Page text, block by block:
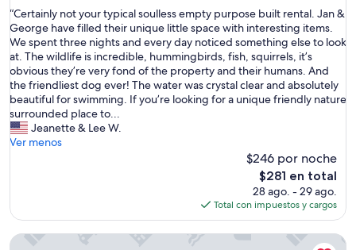
t
a
y
c
l
o
s
e
t
o
t
.
h
10,
Magnífico,
(2
opiniones)
“
C
e
r
t
a
i
n
l
y
o
r
“Certainly not your typical soulless empty purpose built rental. Jan &
George have filled their unique little space with interesting items.
We spent three nights and every day noticed something else to look
at. The wildlife is incredible, hummingbirds, fish, squirrels, it’s
obvious they’re very fond of the property and their humans. And
the friendliest dog ever! The water was crystal clear and absolutely
beautiful for swimming. If you’re looking for a unique friendly nature
surrounded place to...
Jeanette & Lee W.
Ver menos
$246 por noche
El
precio
actual
es
de
$281 en total
28 ago. - 29 ago.
Total con impuestos y cargos
Lake Mushamush Cottage!